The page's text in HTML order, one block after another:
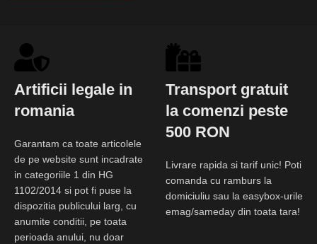
Artificii legale in
romania
Garantam ca toate articolele
de pe website sunt incadrate
in categoriile 1 din HG
1102/2014 si pot fi puse la
dispozitia publicului larg, cu
anumite conditii, pe toata
perioada anului, nu doar
Transport gratuit
la comenzi peste
500 RON
Livrare rapida si tarif unic! Poti
comanda cu ramburs la
domiciuliu sau la easybox-urile
emag/sameday din toata tara!